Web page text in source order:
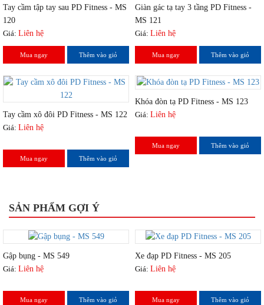
Tay cầm tập tay sau PD Fitness - MS
120
Giá: Liên hệ
Mua ngay Thêm vào giỏ
Giàn gác tạ tay 3 tầng PD Fitness -
MS 121
Giá: Liên hệ
Mua ngay Thêm vào giỏ
Tay cầm xô đôi PD Fitness - MS 122
Giá: Liên hệ
Mua ngay Thêm vào giỏ
Khóa đòn tạ PD Fitness - MS 123
Giá: Liên hệ
Mua ngay Thêm vào giỏ
SẢN PHẨM GỢI Ý
Gập bụng - MS 549
Giá: Liên hệ
Mua ngay Thêm vào giỏ
Xe đạp PD Fitness - MS 205
Giá: Liên hệ
Mua ngay Thêm vào giỏ